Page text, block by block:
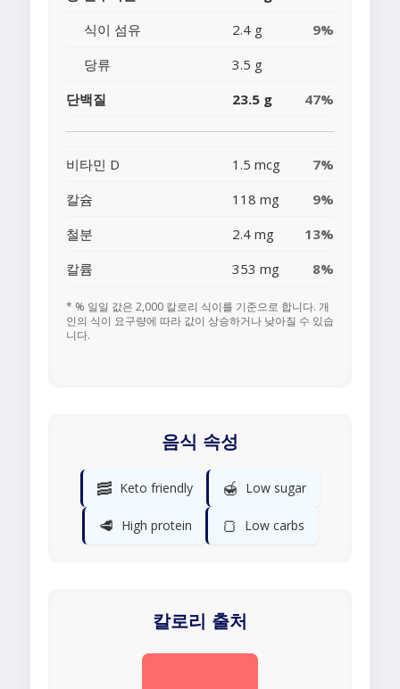
식이 섬유
2.4 g
9%
당류
3.5 g
단백질
23.5 g 47%
비타민 D 1.5 mcg
7%
칼슘
118 mg
9%
철분
2.4 mg
13%
칼륨
353 mg 8%
* % 일일 값은 2,000 칼로리 식이를 기준으로 합니다. 개
인의 식이 요구량에 따라 값이 상승하거나 낮아질 수 있습
니다.
음식 속성
🥓 Keto friendly 🍯 Low sugar
🥩 High protein 🍞 Low carbs
칼로리 출처